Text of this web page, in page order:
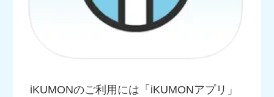
iKUMONのご利用には「iKUMONアプリ」